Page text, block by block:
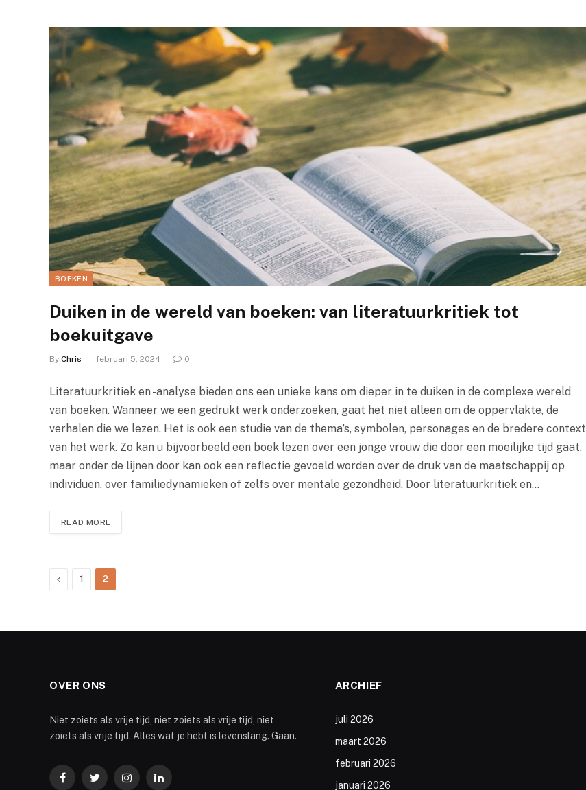
BOEKEN
Duiken in de wereld van boeken: van literatuurkritiek tot
boekuitgave
By Chris februari 5, 2024 0
Literatuurkritiek en -analyse bieden ons een unieke kans om dieper in te duiken in de complexe wereld
van boeken. Wanneer we een gedrukt werk onderzoeken, gaat het niet alleen om de oppervlakte, de
verhalen die we lezen. Het is ook een studie van de thema’s, symbolen, personages en de bredere context
van het werk. Zo kan u bijvoorbeeld een boek lezen over een jonge vrouw die door een moeilijke tijd gaat,
maar onder de lijnen door kan ook een reflectie gevoeld worden over de druk van de maatschappij op
individuen, over familiedynamieken of zelfs over mentale gezondheid. Door literatuurkritiek en…
READ MORE
Previous
1 2
OVER ONS
Niet zoiets als vrije tijd, niet zoiets als vrije tijd, niet
zoiets als vrije tijd. Alles wat je hebt is levenslang. Gaan.
FacebookTwitterInstagramLinkedIn
ARCHIEF
juli 2026
maart 2026
februari 2026
januari 2026